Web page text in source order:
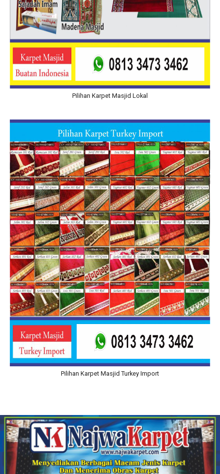
Pilihan Karpet Masjid Lokal
Pilihan Karpet Masjid Turkey Import